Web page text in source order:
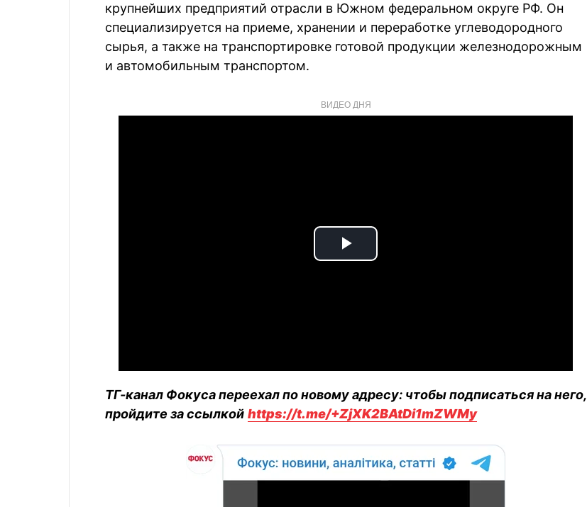
крупнейших предприятий отрасли в Южном федеральном округе РФ. Он
специализируется на приеме, хранении и переработке углеводородного
сырья, а также на транспортировке готовой продукции железнодорожным
и автомобильным транспортом.
ВИДЕО ДНЯ
Play
ТГ-канал Фокуса переехал по новому адресу: чтобы подписаться на него,
пройдите за ссылкой https://t.me/+ZjXK2BAtDi1mZWMy